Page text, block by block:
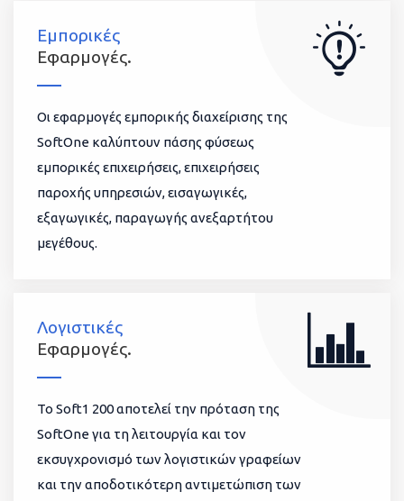
Εμπορικές
Εφαρμογές.
Οι εφαρμογές εμπορικής διαχείρισης της
SoftOne καλύπτουν πάσης φύσεως
εμπορικές επιχειρήσεις, επιχειρήσεις
παροχής υπηρεσιών, εισαγωγικές,
εξαγωγικές, παραγωγής ανεξαρτήτου
μεγέθους.
Λογιστικές
Εφαρμογές.
To Soft1 200 αποτελεί την πρόταση της
SoftOne για τη λειτουργία και τον
εκσυγχρονισμό των λογιστικών γραφείων
και την αποδοτικότερη αντιμετώπιση των